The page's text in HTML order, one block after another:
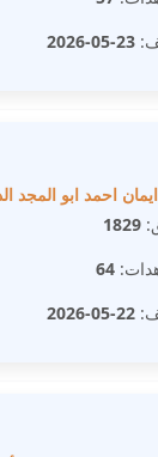
عابد
علي
ابو النور
التجاني
23-05-2026
احمد ابو المجد
1829
64
22-05-2026